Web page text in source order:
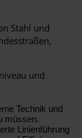
Stahl und
und
Technik und
müssen.
Linienführung